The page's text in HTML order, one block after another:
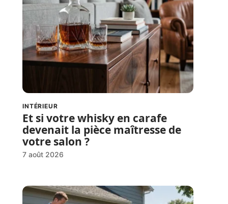
INTÉRIEUR
Et si votre whisky en carafe
devenait la pièce maîtresse de
votre salon ?
7 août 2026